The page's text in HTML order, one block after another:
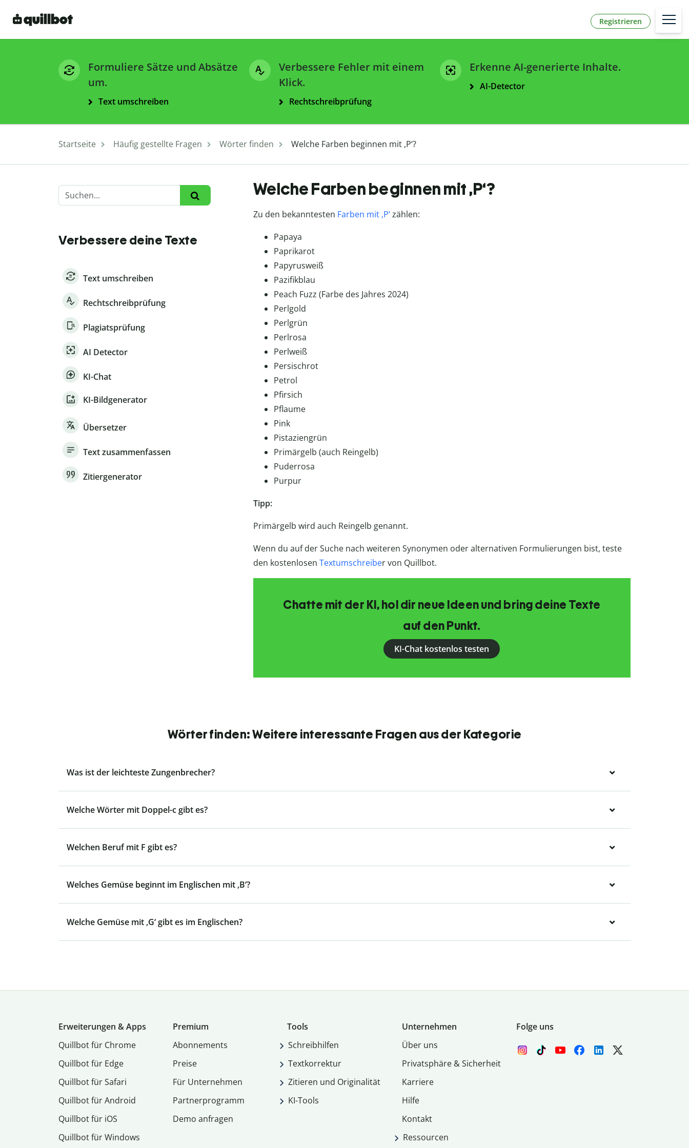
Registrieren
Formuliere Sätze und Absätze
um.
Text umschreiben
Verbessere Fehler mit einem
Klick.
Rechtschreibprüfung
Erkenne AI-generierte Inhalte.
AI-Detector
Startseite Häufig gestellte Fragen Wörter finden Welche Farben beginnen mit ,P‘?
Verbessere deine Texte
Text umschreiben
Rechtschreibprüfung
Plagiatsprüfung
AI Detector
KI-Chat
KI-Bildgenerator
Übersetzer
Text zusammenfassen
Zitiergenerator
Welche Farben beginnen mit ,P‘?
Zu den bekanntesten Farben mit ,P‘zählen:
Papaya
Paprikarot
Papyrusweiß
Pazifikblau
Peach Fuzz (Farbe des Jahres 2024)
Perlgold
Perlgrün
Perlrosa
Perlweiß
Persischrot
Petrol
Pfirsich
Pflaume
Pink
Pistaziengrün
Primärgelb (auch Reingelb)
Puderrosa
Purpur
Tipp:
Primärgelb wird auch Reingelb genannt.
Wenn du auf der Suche nach weiteren Synonymen oder alternativen Formulierungen bist, teste
den kostenlosen Textumschreiber von Quillbot.
Chatte mit der KI, hol dir neue Ideen und bring deine Texte
auf den Punkt.
KI-Chat kostenlos testen
Wörter finden: Weitere interessante Fragen aus der Kategorie
Was ist der leichteste Zungenbrecher?
Welche Wörter mit Doppel-c gibt es?
Welchen Beruf mit F gibt es?
Welches Gemüse beginnt im Englischen mit ,B‘?
Welche Gemüse mit ,G‘ gibt es im Englischen?
Erweiterungen & Apps
Quillbot für Chrome
Quillbot für Edge
Quillbot für Safari
Quillbot für Android
Quillbot für iOS
Quillbot für Windows
Premium
Abon­ne­ments
Preise
Für Unternehmen
Partnerprogramm
Demo anfragen
Tools
Schreibhilfen
Textkorrektur
Zitieren und Originalität
KI-Tools
Unternehmen
Über uns
Privatsphäre & Sicherheit
Karriere
Hilfe
Kontakt
Ressourcen
Folge uns